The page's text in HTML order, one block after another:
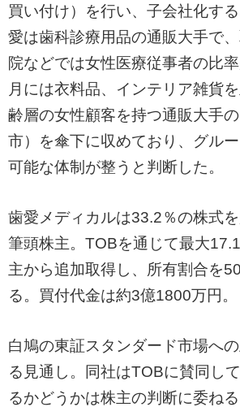
買い付け）を行い、子会社化す
愛は歯科診療用品の通販大手で
院などでは女性医療従事者の比
月には衣料品、インテリア雑貨
齢層の女性顧客を持つ通販大手
市）を傘下に収めており、グル
可能な体制が整うと判断した。
歯愛メディカルは33.2％の株式
筆頭株主。TOBを通じて最大
主から追加取得し、所有割合を
る。買付代金は約3億1800万円。
白鳩の東証スタンダード市場へ
る見通し。同社はTOBに賛同し
るかどうかは株主の判断に委ねる